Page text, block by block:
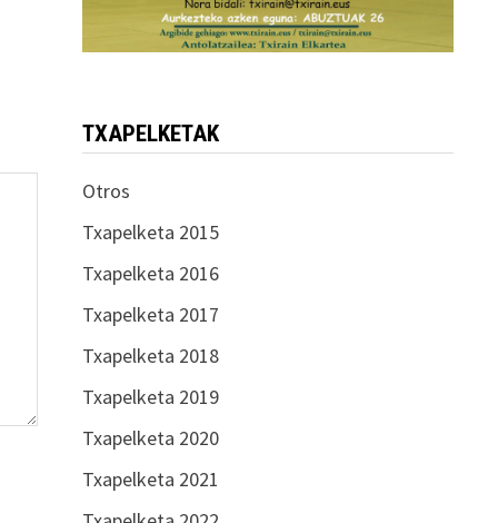
TXAPELKETAK
Otros
Txapelketa 2015
Txapelketa 2016
Txapelketa 2017
Txapelketa 2018
Txapelketa 2019
Txapelketa 2020
Txapelketa 2021